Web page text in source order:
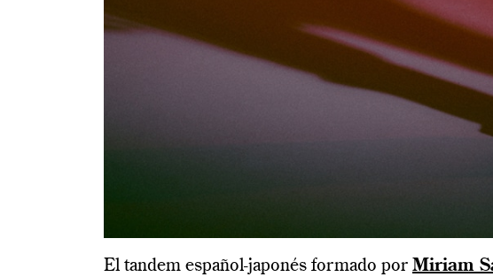
El tandem español-japonés formado por Miriam